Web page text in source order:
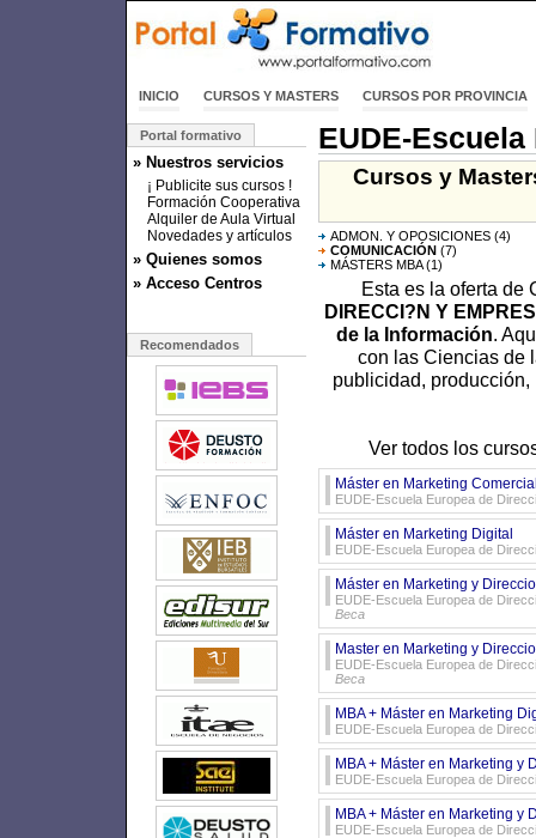
INICIO CURSOS Y MASTERS CURSOS POR PROVINCIA
Portal formativo
» Nuestros servicios
¡ Publicite sus cursos !
Formación Cooperativa
Alquiler de Aula Virtual
Novedades y artículos
» Quienes somos
» Acceso Centros
Recomendados
EUDE-
Cursos y
ADMON. Y OPOSICIONES (4)
COMUNICACIÓN (7)
MÁSTERS MBA(1)
Esta es la oferta de
DIRECCI?N Y
de la Información.
con las Ciencias de
publicidad,
Ver todos los
Máster en Marketing
EUDE-Escuela Europea de
Máster en Marketing Digital
EUDE-Escuela Europea de
Máster en Marketing y
EUDE-Escuela Europea de
Beca
Master en Marketing y
EUDE-Escuela Europea de
Beca
MBA + Máster en Marketing
EUDE-Escuela Europea de
MBA + Máster en Marketing y
EUDE-Escuela Europea de
MBA + Máster en Marketing y
EUDE-Escuela Europea de